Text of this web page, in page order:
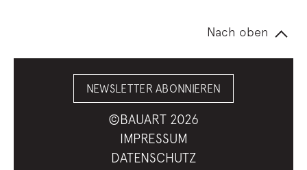
Nach oben
NEWSLETTER ABONNIEREN
©BAUART 2026
IMPRESSUM
DATENSCHUTZ